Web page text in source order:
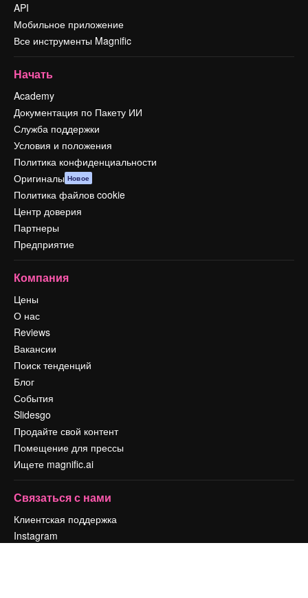
API
Мобильное приложение
Все инструменты Magnific
Начать
Academy
Документация по Пакету ИИ
Служба поддержки
Условия и положения
Политика конфиденциальности
Оригиналы Новое
Политика файлов cookie
Центр доверия
Партнеры
Предприятие
Компания
Цены
О нас
Reviews
Вакансии
Поиск тенденций
Блог
События
Slidesgo
Продайте свой контент
Помещение для прессы
Ищете magnific.ai
Связаться с нами
Клиентская поддержка
Instagram